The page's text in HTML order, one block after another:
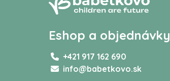
Eshop a objednávky
+421 917 162 690
info@babetkovo.sk